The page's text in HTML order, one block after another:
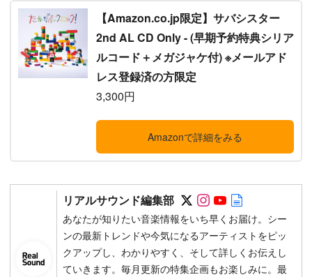
【Amazon.co.jp限定】サバシスター
2nd AL CD Only - (早期予約特典シリア
ルコード＋メガジャケ付) ※メールアド
レス登録済の方限定
3,300円
Amazonで詳細をみる
リアルサウンド編集部 Follow on SNS
Follow on SNS
Follow on
あなたが知りたい音楽情報をいち早くお届け。シー
ンの最新トレンドや今気になるアーティストをピッ
クアップし、わかりやすく、そして詳しくお伝えし
ていきます。毎月更新の特集企画もお楽しみに。最